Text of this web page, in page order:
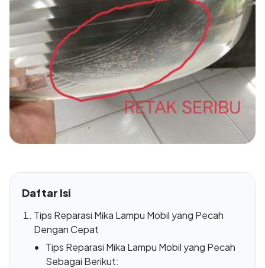
Daftar Isi
Tips Reparasi Mika Lampu Mobil yang Pecah
Dengan Cepat
Tips Reparasi Mika Lampu Mobil yang Pecah
Sebagai Berikut: